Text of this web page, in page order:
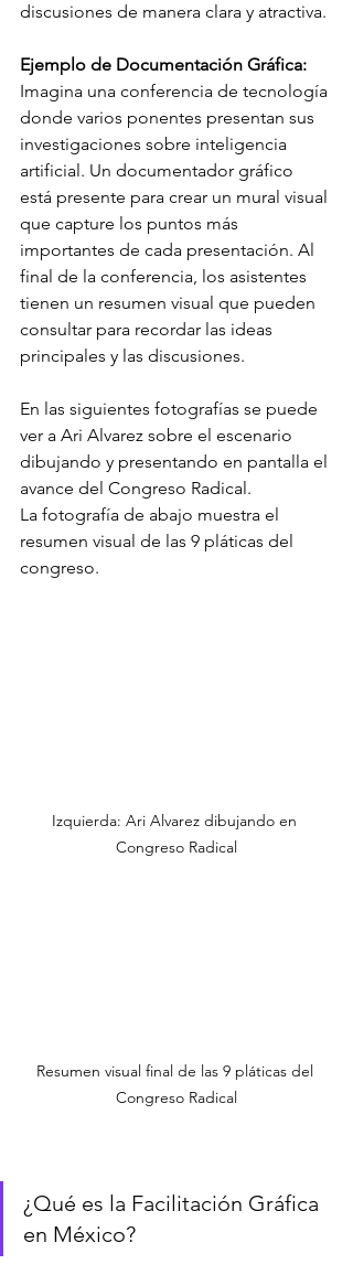
discusiones de manera clara y atractiva.
Ejemplo de Documentación Gráfica:
Imagina una conferencia de tecnología
donde varios ponentes presentan sus
investigaciones sobre inteligencia
artificial. Un documentador gráfico
está presente para crear un mural visual
que capture los puntos más
importantes de cada presentación. Al
final de la conferencia, los asistentes
tienen un resumen visual que pueden
consultar para recordar las ideas
principales y las discusiones.
En las siguientes fotografías se puede
ver a Ari Alvarez sobre el escenario
dibujando y presentando en pantalla el
avance del Congreso Radical.
La fotografía de abajo muestra el
resumen visual de las 9 pláticas del
congreso.
Izquierda: Ari Alvarez dibujando en
Congreso Radical
Resumen visual final de las 9 pláticas del
Congreso Radical
¿Qué es la Facilitación Gráfica
en México?